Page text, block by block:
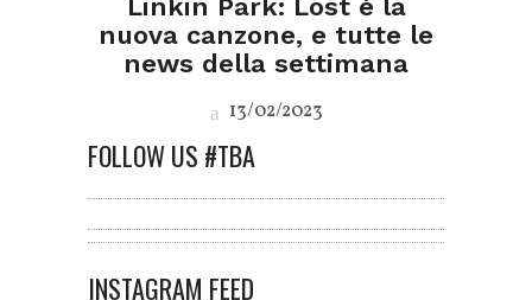
Linkin Park: Lost è la
nuova canzone, e tutte le
news della settimana
13/02/2023
FOLLOW US #TBA
INSTAGRAM FEED